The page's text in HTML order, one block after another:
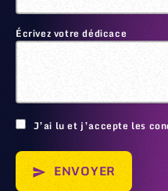
Écrivez votre dédicace
J’ai lu et j’accepte les
send ENVOYER